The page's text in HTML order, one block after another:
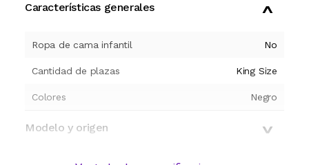
Características generales
Ropa de cama infantil No
Cantidad de plazas King Size
Colores Negro
Modelo y origen